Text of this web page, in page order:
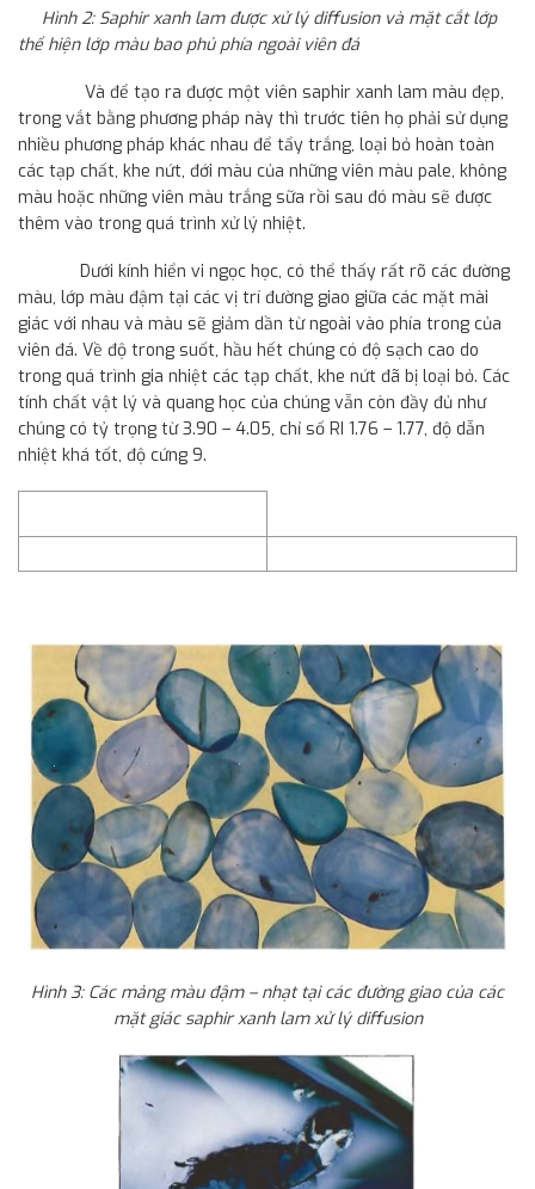
Hình 2: Saphir xanh lam được xử lý diffusion và mặt cắt lớp
thể hiện lớp màu bao phủ phía ngoài viên đá
Và để tạo ra được một viên saphir xanh lam màu đẹp,
trong vắt bằng phương pháp này thì trước tiên họ phải sử dụng
nhiều phương pháp khác nhau để tẩy trắng, loại bỏ hoàn toàn
các tạp chất, khe nứt, đới màu của những viên màu pale, không
màu hoặc những viên màu trắng sữa rồi sau đó màu sẽ được
thêm vào trong quá trình xử lý nhiệt.
Dưới kính hiển vi ngọc học, có thể thấy rất rõ các đường
màu, lớp màu đậm tại các vị trí đường giao giữa các mặt mài
giác với nhau và màu sẽ giảm dần từ ngoài vào phía trong của
viên đá. Về độ trong suốt, hầu hết chúng có độ sạch cao do
trong quá trình gia nhiệt các tạp chất, khe nứt đã bị loại bỏ. Các
tính chất vật lý và quang học của chúng vẫn còn đầy đủ như
chúng có tỷ trọng từ 3.90 – 4.05, chỉ số RI 1.76 – 1.77, độ dẫn
nhiệt khá tốt, độ cứng 9.
Hình 3: Các mảng màu đậm – nhạt tại các đường giao của các
mặt giác saphir xanh lam xử lý diffusion